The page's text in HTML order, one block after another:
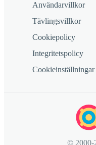
Användarvillkor
Tävlingsvillkor
Cookiepolicy
Integritetspolicy
Cookieinställningar
© 2000-